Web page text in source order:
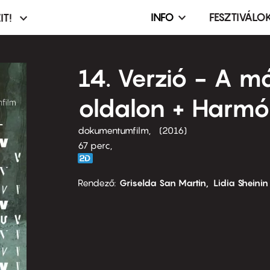
Infó,
terembérlés
menü
INFO
14. Verzió - A
oldalon +
dokumentumfilm
2016
67 perc,
Rendező Griselda San Martin Lidia Sheinin